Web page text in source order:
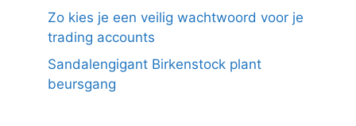
Zo kies je een veilig wachtwoord voor je
trading accounts
Sandalengigant Birkenstock plant
beursgang